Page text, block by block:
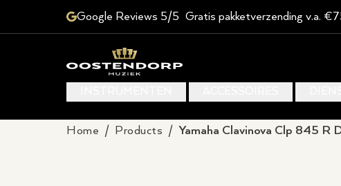
Google Reviews 5/5 Gratis pakketverzending v.a.
Home / Products / Yamaha Clavinova Clp 845 R